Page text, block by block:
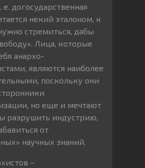
догосударственная
некий эталоном, к
стремиться, дабы
Лица, которые
анархо-
являются наиболее
поскольку они
но еще и мечтают
разрушить индустрию,
от
научных знаний.
–